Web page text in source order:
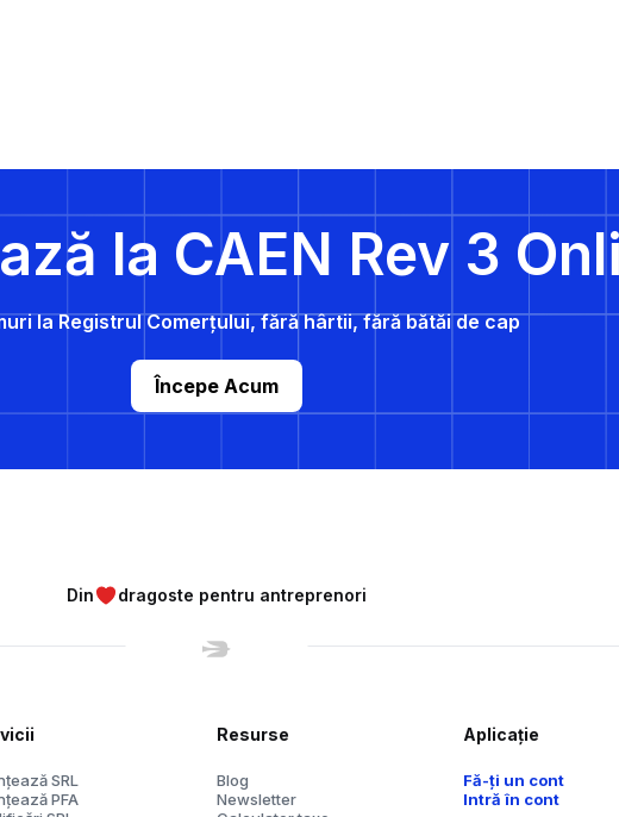
la CAEN Rev 3
la Registrul Comerțului, fără hârtii, fără bătăi de cap
Începe Acum
Din dragoste pentru antreprenori
SRL
PFA
Resurse
Blog
Newsletter
Aplicație
Fă-ți un cont
Intră în cont